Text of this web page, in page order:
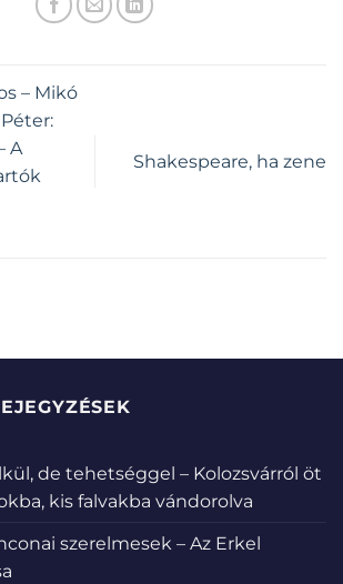
– Mikó
A
Shakespeare, ha zene
de tehetséggel – Kolozsvárról öt
kis falvakba vándorolva
szerelmesek – Az Erkel